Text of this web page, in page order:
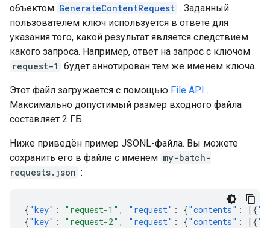
объектом GenerateContentRequest . Заданный
пользователем ключ используется в ответе для
указания того, какой результат является следствием
какого запроса. Например, ответ на запрос с ключом
request-1 будет аннотирован тем же именем ключа.
Этот файл загружается с помощью File API .
Максимально допустимый размер входного файла
составляет 2 ГБ.
Ниже приведён пример JSONL-файла. Вы можете
сохранить его в файле с именем my-batch-
requests.json :
{"key" : "request-1" , "request" : {"contents" : [{
{"key" : "request-2" , "request" : {"contents" : [{